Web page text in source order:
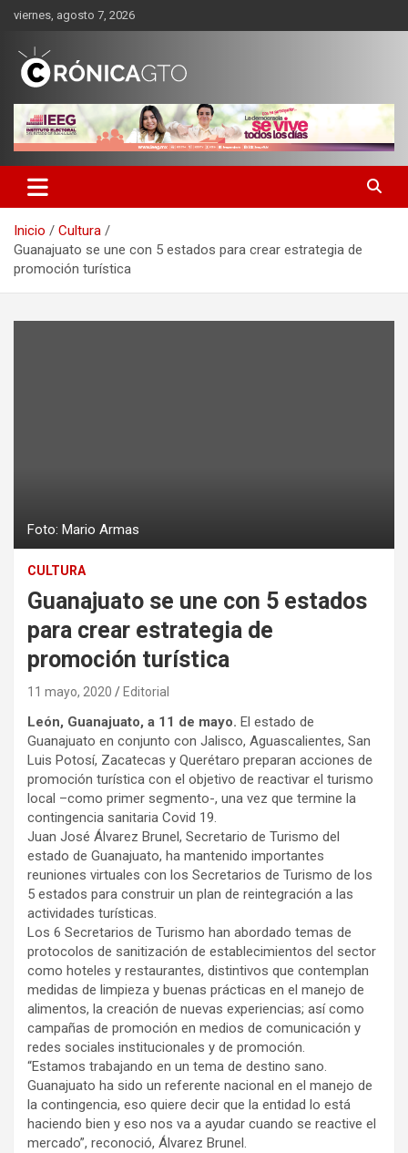
Saltar
contenido
viernes, agosto 7, 2026
CRONICA GUANAJUATO
Inicio
Cultura
Guanajuato se une con 5 estados para crear estrategia de
promoción turística
Foto: Mario Armas
CULTURA
Guanajuato se une con 5 estados
para crear estrategia de
promoción turística
11 mayo, 2020 Editorial
León, Guanajuato, a 11 de mayo. El estado de
Guanajuato en conjunto con Jalisco, Aguascalientes, San
Luis Potosí, Zacatecas y Querétaro preparan acciones de
promoción turística con el objetivo de reactivar el turismo
local –como primer segmento-, una vez que termine la
contingencia sanitaria Covid 19.
Juan José Álvarez Brunel, Secretario de Turismo del
estado de Guanajuato, ha mantenido importantes
reuniones virtuales con los Secretarios de Turismo de los
5 estados para construir un plan de reintegración a las
actividades turísticas.
Los 6 Secretarios de Turismo han abordado temas de
protocolos de sanitización de establecimientos del sector
como hoteles y restaurantes, distintivos que contemplan
medidas de limpieza y buenas prácticas en el manejo de
alimentos, la creación de nuevas experiencias; así como
campañas de promoción en medios de comunicación y
redes sociales institucionales y de promoción.
“Estamos trabajando en un tema de destino sano.
Guanajuato ha sido un referente nacional en el manejo de
la contingencia, eso quiere decir que la entidad lo está
haciendo bien y eso nos va a ayudar cuando se reactive el
mercado”, reconoció, Álvarez Brunel.